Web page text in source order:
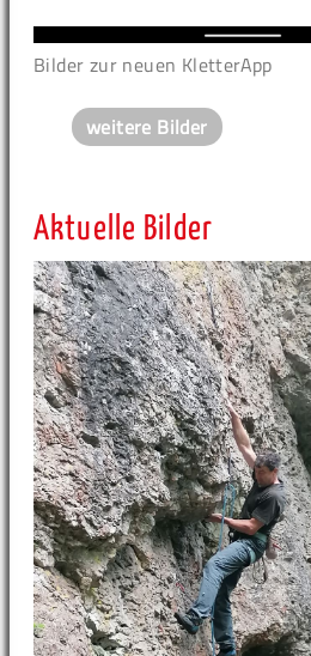
Bilder zur neuen KletterApp
weitere Bilder
Aktuelle Bilder